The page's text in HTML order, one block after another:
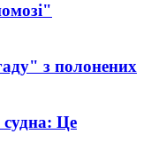
з полонених
Це